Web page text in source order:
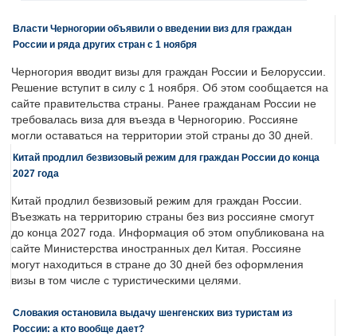
Власти Черногории объявили о введении виз для граждан
России и ряда других стран с 1 ноября
Черногория вводит визы для граждан России и Белоруссии.
Решение вступит в силу с 1 ноября. Об этом сообщается на
сайте правительства страны. Ранее гражданам России не
требовалась виза для въезда в Черногорию. Россияне
могли оставаться на территории этой страны до 30 дней.
Китай продлил безвизовый режим для граждан России до конца
2027 года
Китай продлил безвизовый режим для граждан России.
Въезжать на территорию страны без виз россияне смогут
до конца 2027 года. Информация об этом опубликована на
сайте Министерства иностранных дел Китая. Россияне
могут находиться в стране до 30 дней без оформления
визы в том числе с туристическими целями.
Словакия остановила выдачу шенгенских виз туристам из
России: а кто вообще дает?